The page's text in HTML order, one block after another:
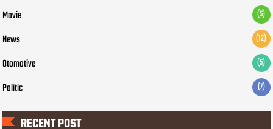
Movie (5)
News (12)
Otomotive (5)
Politic (7)
RECENT POST